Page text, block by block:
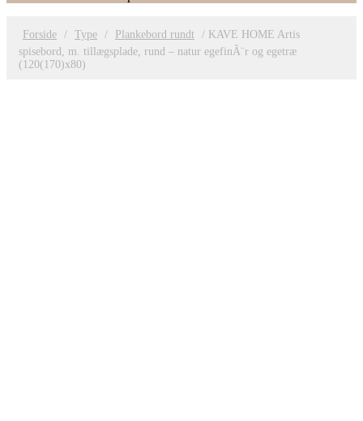
Forside / Type / Plankebord rundt / KAVE HOME Artis
spisebord, m. tillægsplade, rund – natur egefinÃ¨r og egetræ
(120(170)x80)